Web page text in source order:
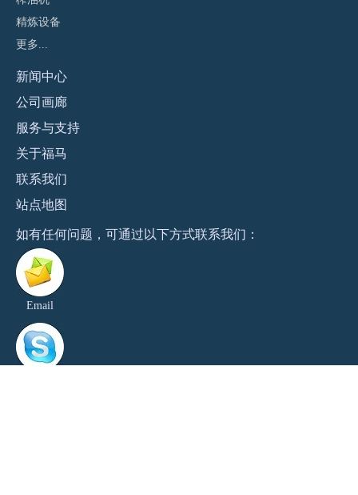
精炼设备
更多...
新闻 中心
公司画廊
服务与支持
关于福马
联系我们
站点地图
​如有任何问题，可通过以下方式联系我们：
Email